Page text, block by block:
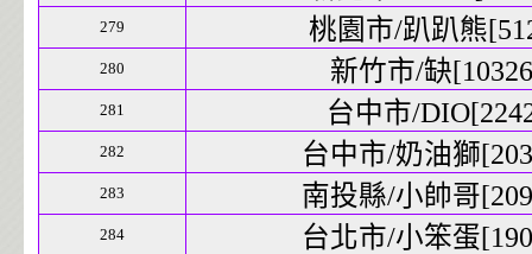
279 桃園市/趴趴熊
280 新竹市/缺
281 台中市/
282 台中市/奶油獅
283 南投縣/小帥哥
284 台北市/小笨蛋